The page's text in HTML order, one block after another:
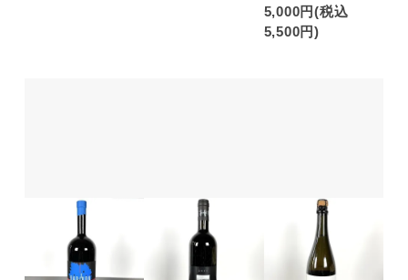
5,000円(税込
5,500円)